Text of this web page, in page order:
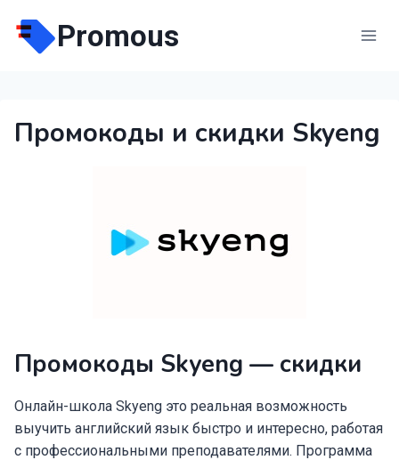
содержимому
Promous
Промокоды и скидки Skyeng
Промокоды Skyeng — скидки
Онлайн-школа Skyeng это реальная возможность
выучить английский язык быстро и интересно, работая
с профессиональными преподавателями. Программа